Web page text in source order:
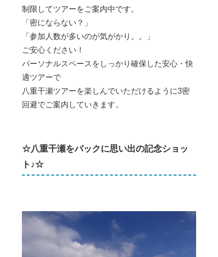
制限してツアーをご案内中です。
「密にならない？」
「参加人数が多いのが気がかり。。」
ご安心ください！
パーソナルスペースをしっかり確保した安心・快
適ツアーで
八重干瀬ツアーを楽しんでいただけるように3密
回避でご案内していきます。
☆八重干瀬をバックに思い出の記念ショッ
ト♪☆